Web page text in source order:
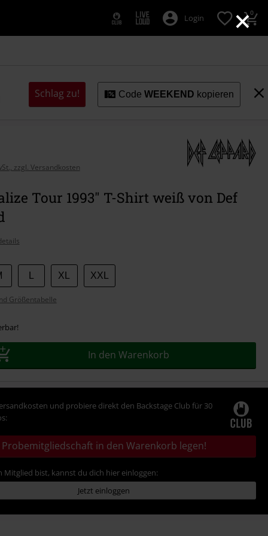
×
Login 0
Schlag zu! CodeWEEKEND kopieren
zzgl. Versandkosten
Tour 1993" T-Shirt weiß von Def
XL XXL
Größentabelle
In den Warenkorb
und probiere direkt den Backstage Club für 30
Probemitgliedschaft in den Warenkorb legen!
Mitglied bist, kannst du dich hier einloggen:
Jetzt einloggen